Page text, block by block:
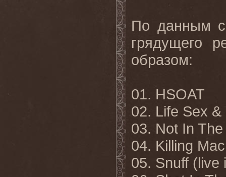
По данным
грядущего
образом:
01. HSOAT
02. Life Sex
03. Not In
04. Killing
05. Snuff (live